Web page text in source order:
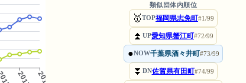
類似団体内順位
🥇TOP福岡県志免町#1/99
⏫ UP愛知県蟹江町#72/99
●NOW千葉県酒々井町#73/99
⏬ DN佐賀県有田町#74/99